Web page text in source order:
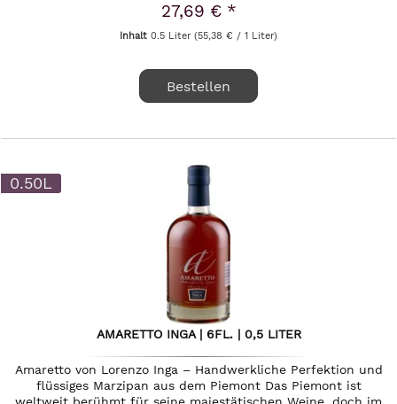
27,69 € *
Inhalt0.5 Liter(55,38 € / 1 Liter)
Bestellen
0.50L
AMARETTO INGA | 6FL. | 0,5 LITER
Amaretto von Lorenzo Inga – Handwerkliche Perfektion und
flüssiges Marzipan aus dem Piemont Das Piemont ist